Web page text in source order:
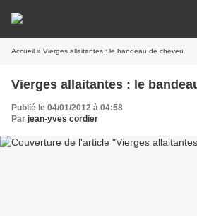
Accueil » Vierges allaitantes : le bandeau de cheveu.
Vierges allaitantes : le
Publié le 04/01/2012 à 04:58
Par jean-yves cordier